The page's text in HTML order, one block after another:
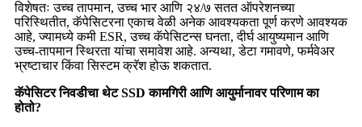
विशेषतः उच्च तापमान, उच्च भार आणि २४/७ सतत ऑपरेशनच्या
परिस्थितीत, कॅपेसिटरना एकाच वेळी अनेक आवश्यकता पूर्ण करणे आवश्यक
आहे, ज्यामध्ये कमी ESR, उच्च कॅपेसिटन्स घनता, दीर्घ आयुष्यमान आणि
उच्च-तापमान स्थिरता यांचा समावेश आहे. अन्यथा, डेटा गमावणे, फर्मवेअर
भ्रष्टाचार किंवा सिस्टम क्रॅश होऊ शकतात.
कॅपेसिटर निवडीचा थेट SSD कामगिरी आणि आयुर्मानावर परिणाम का
होतो?